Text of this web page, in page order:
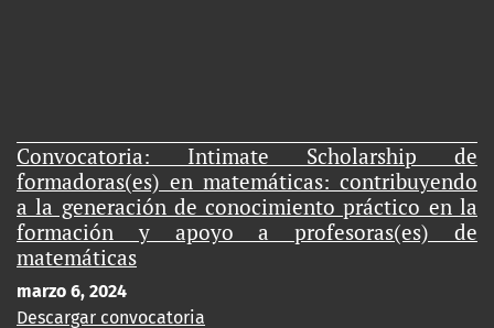
Convocatoria: Intimate Scholarship de
formadoras(es) en matemáticas: contribuyendo
a la generación de conocimiento práctico en la
formación y apoyo a profesoras(es) de
matemáticas
marzo 6, 2024
Descargar convocatoria